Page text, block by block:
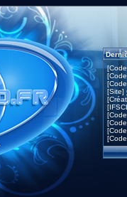
[Site]